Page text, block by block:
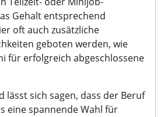
Gehalt entsprechend
oft auch zusätzliche
geboten werden, wie
für erfolgreich abgeschlossene
lässt sich sagen, dass der Beruf
eine spannende Wahl für